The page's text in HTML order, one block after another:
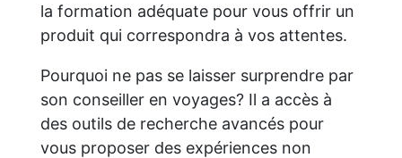
la formation adéquate pour vous offrir un
produit qui correspondra à vos attentes.
Pourquoi ne pas se laisser surprendre par
son conseiller en voyages? Il a accès à
des outils de recherche avancés pour
vous proposer des expériences non